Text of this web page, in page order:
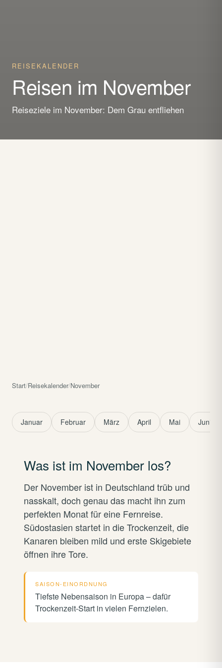
REISEKALENDER
Reisen im November
Reiseziele im November: Dem Grau entfliehen
Start/Reisekalender/November
Januar Februar März April Mai Juni
Was ist im November los?
Der November ist in Deutschland trüb und
nasskalt, doch genau das macht ihn zum
perfekten Monat für eine Fernreise.
Südostasien startet in die Trockenzeit, die
Kanaren bleiben mild und erste Skigebiete
öffnen ihre Tore.
SAISON-EINORDNUNG
Tiefste Nebensaison in Europa – dafür
Trockenzeit-Start in vielen Fernzielen.